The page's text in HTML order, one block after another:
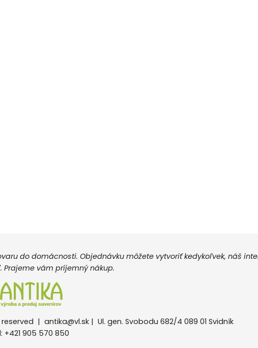
do domácnosti. Objednávku môžete vytvoriť kedykoľvek, náš
Prajeme vám príjemný nákup.
reserved | antika@vl.sk| Ul. gen. Svobodu 682/4 089 01 Svidník
+421 905 570 850